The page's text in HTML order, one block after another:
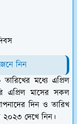
নিন
মধ্যে এপ্রিল
এপ্রিল মাসের সকল
দিন ও তারিখ
২০২৩ দেখে নিন।